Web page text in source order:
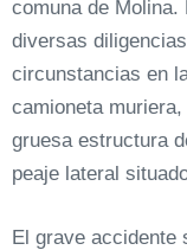
comuna de
diversas
circunstancias en
camioneta
gruesa estructura
peaje lateral
El grave accidente